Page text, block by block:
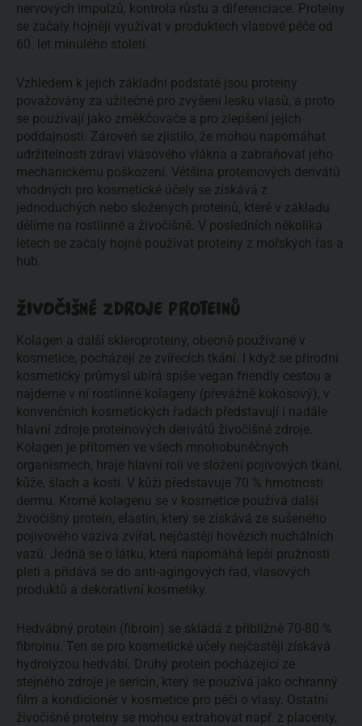
nervových impulzů, kontrola růstu a diferenciace. Proteiny
se začaly hojněji využívat v produktech vlasové péče od
60. let minulého století.
Vzhledem k jejich základní podstatě jsou proteiny
považovány za užitečné pro zvýšení lesku vlasů, a proto
se používají jako změkčovače a pro zlepšení jejich
poddajnosti. Zároveň se zjistilo, že mohou napomáhat
udržitelnosti zdraví vlasového vlákna a zabraňovat jeho
mechanickému poškození. Většina proteinových derivátů
vhodných pro kosmetické účely se získává z
jednoduchých nebo složených proteinů, které v základu
dělíme na rostlinné a živočišné. V posledních několika
letech se začaly hojně používat proteiny z mořských řas a
hub.
ŽIVOČIŠNÉ ZDROJE PROTEINŮ
Kolagen a další skleroproteiny, obecně používané v
kosmetice, pocházejí ze zvířecích tkání. I když se přírodní
kosmetický průmysl ubírá spíše vegan friendly cestou a
najdeme v ní rostlinné kolageny (převážně kokosový), v
konvenčních kosmetických řadách představují i nadále
hlavní zdroje proteinových derivátů živočišné zdroje.
Kolagen je přítomen ve všech mnohobuněčných
organismech, hraje hlavní roli ve složení pojivových tkání,
kůže, šlach a kostí. V kůži představuje 70 % hmotnosti
dermu. Kromě kolagenu se v kosmetice používá další
živočišný protein, elastin, který se získává ze sušeného
pojivového vaziva zvířat, nejčastěji hovězích nuchálních
vazů. Jedná se o látku, která napomáhá lepší pružnosti
pleti a přidává se do anti-agingových řad, vlasových
produktů a dekorativní kosmetiky.
Hedvábný protein (fibroin) se skládá z přibližně 70-80 %
fibroinu. Ten se pro kosmetické účely nejčastěji získává
hydrolýzou hedvábí. Druhý protein pocházející ze
stejného zdroje je sericin, který se používá jako ochranný
film a kondicionér v kosmetice pro péči o vlasy. Ostatní
živočišné proteiny se mohou extrahovat např. z placenty,